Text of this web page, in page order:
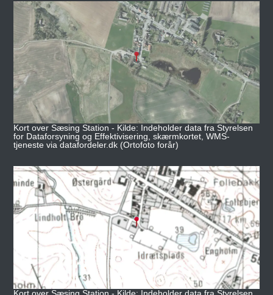
Kort over Sæsing Station - Kilde: Indeholder data fra Styrelsen
for Dataforsyning og Effektivisering, skærmkortet, WMS-
tjeneste via datafordeler.dk (Ortofoto forår)